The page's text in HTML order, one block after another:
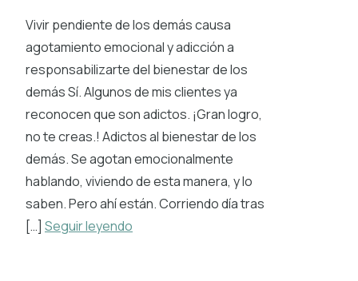
Vivir pendiente de los demás causa
agotamiento emocional y adicción a
responsabilizarte del bienestar de los
demás Sí. Algunos de mis clientes ya
reconocen que son adictos. ¡Gran logro,
no te creas.! Adictos al bienestar de los
demás. Se agotan emocionalmente
hablando, viviendo de esta manera, y lo
saben. Pero ahí están. Corriendo día tras
[…] Seguir leyendo